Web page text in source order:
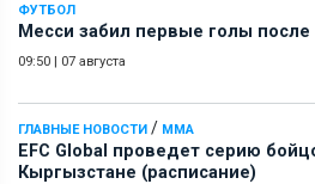
ФУТБОЛ
Месси забил первые голы
09:50 | 07 августа
ГЛАВНЫЕ НОВОСТИ / ММА
EFC Global проведет серию
Кыргызстане (расписание)